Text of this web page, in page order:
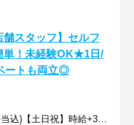
舗スタッフ】セルフ
単！未経験OK★1日/
ートも両立◎
時給1438円～(深夜手当込)【土日祝】時給+30円 ※交通費支給